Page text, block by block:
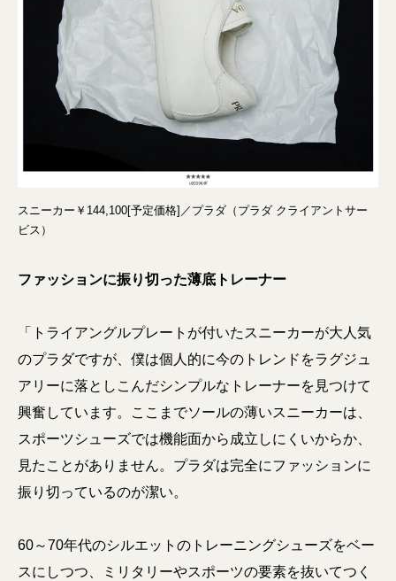
スニーカー￥144,100[予定価格]／プラダ（プラダ クライアントサー
ビス）
ファッションに振り切った薄底トレーナー
「トライアングルプレートが付いたスニーカーが大人気
のプラダですが、僕は個人的に今のトレンドをラグジュ
アリーに落としこんだシンプルなトレーナーを見つけて
興奮しています。ここまでソールの薄いスニーカーは、
スポーツシューズでは機能面から成立しにくいからか、
見たことがありません。プラダは完全にファッションに
振り切っているのが潔い。
60～70年代のシルエットのトレーニングシューズをベー
スにしつつ、ミリタリーやスポーツの要素を抜いてつく